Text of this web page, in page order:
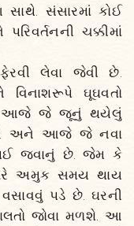
સંસારમાં કોઈ
ચક્કીમાં
લેવા જેવી છે.
વિનાશરૂપે ઘૂઘવતો
જ આજે જે જૂનું થયેલું
અને આજે જે નવા
જવાનું છે. જેમ કે
અમુક સમય થાય
પડે છે. ઘરની
જોવા મળશે. આ